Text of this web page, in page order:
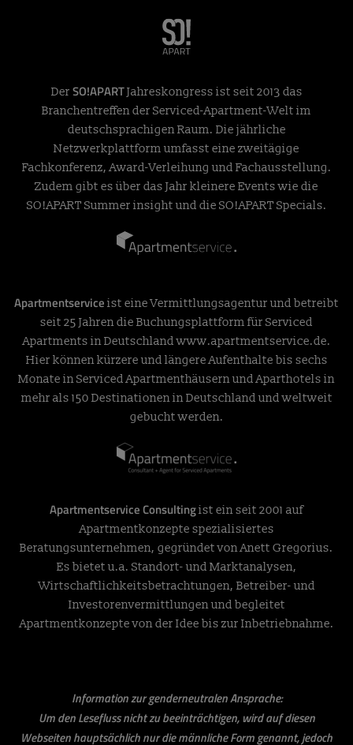
Der SO!APARTJahreskongress ist seit 2013 das
Branchentreffen der Serviced-Apartment-Welt im
deutschsprachigen Raum. Die jährliche
Netzwerkplattform umfasst eine zweitägige
Fachkonferenz, Award-Verleihung und Fachausstellung.
Zudem gibt es über das Jahr kleinere Events wie die
SO!APART Summer insight und die SO!APART Specials.
Apartmentservice ist eine Vermittlungsagentur und betreibt
seit 25 Jahren die Buchungsplattform für Serviced
Apartments in Deutschlandwww.apartmentservice.de.
Hier können kürzere und längere Aufenthalte bis sechs
Monate in Serviced Apartmenthäusern und Aparthotels in
mehr als 150 Destinationen in Deutschland und weltweit
gebucht werden.
Apartmentservice Consultingist ein seit 2001 auf
Apartmentkonzepte spezialisiertes
Beratungsunternehmen, gegründet von Anett Gregorius.
Es bietet u.a. Standort- und Marktanalysen,
Wirtschaftlichkeitsbetrachtungen, Betreiber- und
Investorenvermittlungen und begleitet
Apartmentkonzepte von der Idee bis zur Inbetriebnahme.
Information zur genderneutralen Ansprache:
Um den Lesefluss nicht zu beeinträchtigen, wird auf diesen
Webseiten hauptsächlich nur die männliche Form genannt, jedoch